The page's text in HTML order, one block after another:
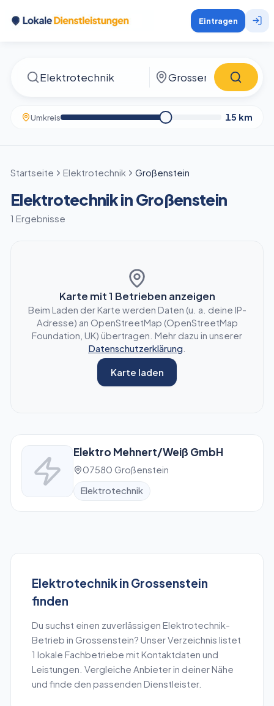
Eintragen
Umkreis 15 km
Startseite Elektrotechnik Großenstein
Elektrotechnik in Großenstein
1 Ergebnisse
Karte mit1 Betrieben anzeigen
Beim Laden der Karte werden Daten (u. a. deine IP-
Adresse) an OpenStreetMap (OpenStreetMap
Foundation, UK) übertragen. Mehr dazu in unserer
Datenschutzerklärung
Karte laden
Elektro Mehnert/Weiß GmbH
07580 Großenstein
Elektrotechnik
Elektrotechnikin Grossenstein
finden
Du suchst einen zuverlässigen Elektrotechnik-
Betrieb in Grossenstein? Unser Verzeichnis listet
1 lokale Fachbetriebe mit Kontaktdaten und
Leistungen. Vergleiche Anbieter in deiner Nähe
und finde den passenden Dienstleister.